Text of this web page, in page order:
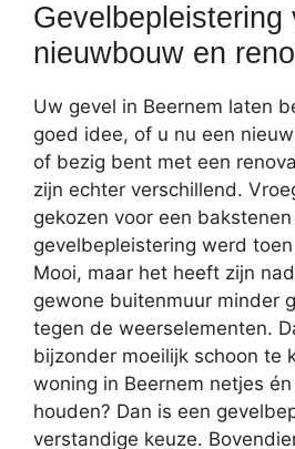
Gevelbepleistering
nieuwbouw en
Uw gevel in Beernem laten
goed idee, of u nu een
of bezig bent met een
zijn echter verschillend.
gekozen voor een bakstenen
gevelbepleistering werd
Mooi, maar het heeft zijn
gewone buitenmuur minder
tegen de weerselementen.
bijzonder moeilijk schoon te
woning in Beernem netjes
houden? Dan is een
verstandige keuze.